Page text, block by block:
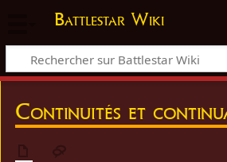
Battlestar Wiki
Continuités et